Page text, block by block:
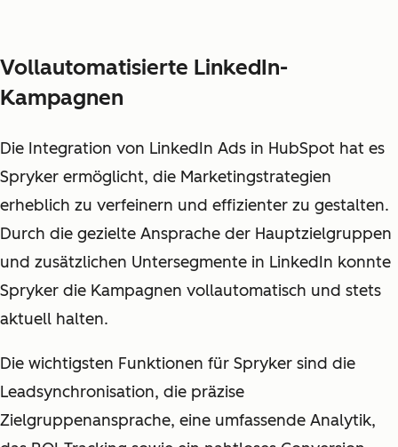
Vollautomatisierte LinkedIn-
Kampagnen
Die Integration von LinkedIn Ads in HubSpot hat es
Spryker ermöglicht, die Marketingstrategien
erheblich zu verfeinern und effizienter zu gestalten.
Durch die gezielte Ansprache der Hauptzielgruppen
und zusätzlichen Untersegmente in LinkedIn konnte
Spryker die Kampagnen vollautomatisch und stets
aktuell halten.
Die wichtigsten Funktionen für Spryker sind die
Leadsynchronisation, die präzise
Zielgruppenansprache, eine umfassende Analytik,